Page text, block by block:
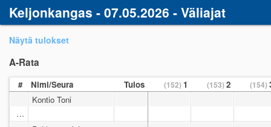
Keljonkangas - 07.05.2026 - Väliajat
Näytä tulokset
A-Rata
# Nimi/Seura Tulos (152) 1 (153)2 (154)
…
Kontio Toni